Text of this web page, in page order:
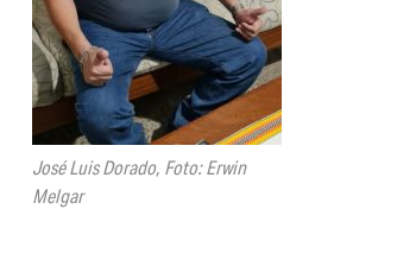
José Luis Dorado, Foto: Erwin
Melgar